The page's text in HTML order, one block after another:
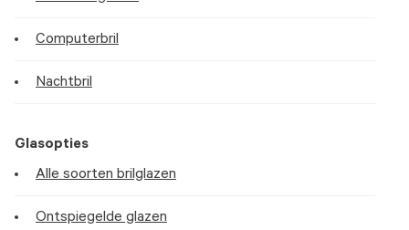
Computerbril
Nachtbril
Glasopties
Alle soorten brilglazen
Ontspiegelde glazen